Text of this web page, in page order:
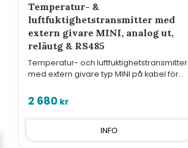
Temperatur- &
luftfuktighetstransmitter​ med
extern givare MINI, analog ut,
reläutg & RS485
Temperatur- och luftfuktighetstransmitter
med extern givare typ MINI på kabel för
2 680 kr
INFO